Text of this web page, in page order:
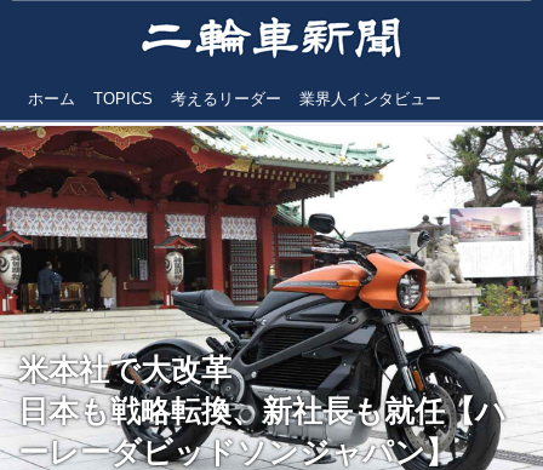
ホーム TOPICS 考えるリーダー 業界人インタビュー
米本社で大改革
日本も戦略転換、新社長も就任【ハ
ーレーダビッドソンジャパン】